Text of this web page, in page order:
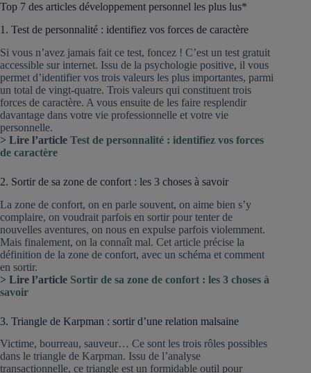
Top 7 des articles développement personnel les plus lus*
1. Test de personnalité : identifiez vos forces de caractère
Si vous n’avez jamais fait ce test, foncez ! C’est un test gratuit
accessible sur internet. Issu de la psychologie positive, il vous
permet d’identifier vos trois valeurs les plus importantes, parmi
un total de vingt-quatre. Trois valeurs qui constituent trois
forces de caractère. A vous ensuite de les faire resplendir
davantage dans votre vie professionnelle et votre vie
personnelle.
> Lire l’article Test de personnalité : identifiez vos forces
de caractère
2. Sortir de sa zone de confort : les 3 choses à savoir
La zone de confort, on en parle souvent, on aime bien s’y
complaire, on voudrait parfois en sortir pour tenter de
nouvelles aventures, on nous en expulse parfois violemment.
Mais finalement, on la connaît mal. Cet article précise la
définition de la zone de confort, avec un schéma et comment
en sortir.
> Lire l’article Sortir de sa zone de confort : les 3 choses à
savoir
3. Triangle de Karpman : sortir d’une relation malsaine
Victime, bourreau, sauveur… Ce sont les trois rôles possibles
dans le triangle de Karpman. Issu de l’analyse
transactionnelle, ce triangle est un formidable outil pour